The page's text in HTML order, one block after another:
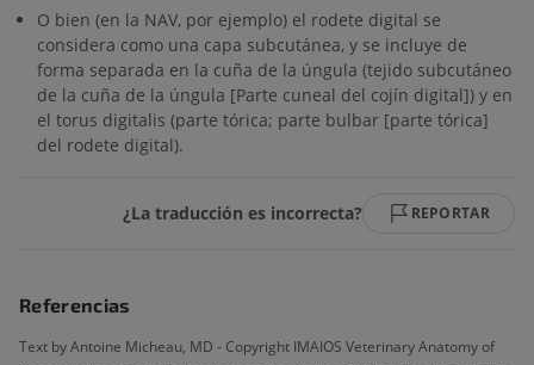
O bien (en la NAV, por ejemplo) el rodete digital se
considera como una capa subcutánea, y se incluye de
forma separada en la cuña de la úngula (tejido subcutáneo
de la cuña de la úngula [Parte cuneal del cojín digital]) y en
el torus digitalis (parte tórica; parte bulbar [parte tórica]
del rodete digital).
¿La traducción es incorrecta? REPORTAR
Referencias
Text by Antoine Micheau, MD - Copyright IMAIOS Veterinary Anatomy of